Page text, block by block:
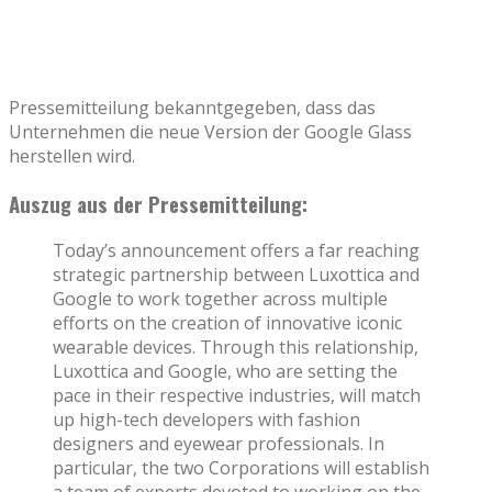
Pressemitteilung bekanntgegeben, dass das
Unternehmen die neue Version der Google Glass
herstellen wird.
Auszug aus der Pressemitteilung:
Today’s announcement offers a far reaching
strategic partnership between Luxottica and
Google to work together across multiple
efforts on the creation of innovative iconic
wearable devices. Through this relationship,
Luxottica and Google, who are setting the
pace in their respective industries, will match
up high-tech developers with fashion
designers and eyewear professionals. In
particular, the two Corporations will establish